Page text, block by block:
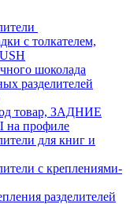
с толкателем,
шоколада
разделителей
товар, ЗАДНИЕ
профиле
для книг и
с креплениями-
разделителей